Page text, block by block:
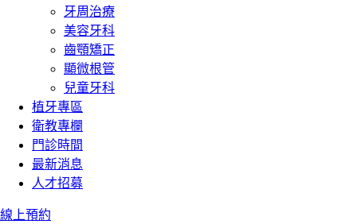
牙周治療
美容牙科
齒顎矯正
顯微根管
兒童牙科
植牙專區
衛教專欄
門診時間
最新消息
人才招募
線上預約